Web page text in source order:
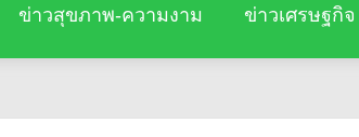
ข่าวสุขภาพ-ความงาม ข่าวเศรษฐกิจ